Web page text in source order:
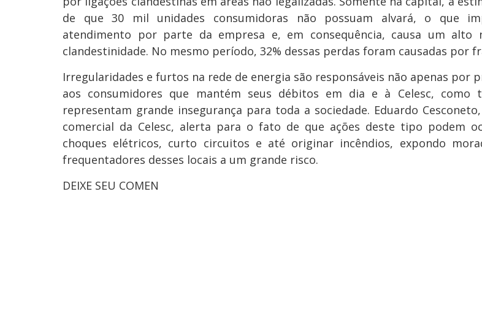
de que 30 mil unidades consumidoras não possuam alvará, o que
atendimento por parte da empresa e, em consequência, causa um alto
clandestinidade. No mesmo período, 32% dessas perdas foram causadas por
Irregularidades e furtos na rede de energia são responsáveis não apenas por
aos consumidores que mantém seus débitos em dia e à Celesc, como
representam grande insegurança para toda a sociedade. Eduardo
comercial da Celesc, alerta para o fato de que ações deste tipo podem
choques elétricos, curto circuitos e até originar incêndios, expondo
frequentadores desses locais a um grande risco.
DEIXE SEU COMEN